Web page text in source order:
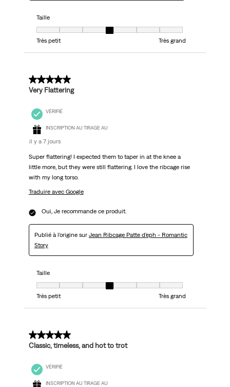
Taille
Taille, 4 sur 7, où 1 est égal à Très petit et 7 est égal à Très grand
Très petit
Très grand
5 sur 5 étoiles.
Very Flattering
VÉRIFIÉ
INSCRIPTION AU TIRAGE AU
il y a 7 jours
Super flattering! I expected them to taper in at the knee a
little more, but they were still flattering. I love the ribcage rise
with my long torso.
Traduire avec Google
Oui, Je recommande ce produit.
Publié à l'origine sur Jean Ribcage Patte d’eph - Romantic
Story
Taille
Taille, 4 sur 7, où 1 est égal à Très petit et 7 est égal à Très grand
Très petit
Très grand
5 sur 5 étoiles.
Classic, timeless, and hot to trot
VÉRIFIÉ
INSCRIPTION AU TIRAGE AU